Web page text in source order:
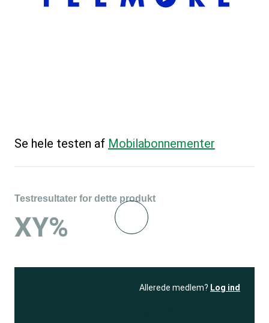
Se hele testen af Mobilabonnementer
Testresultater for dette produkt
XY%
Allerede medlem? Log ind